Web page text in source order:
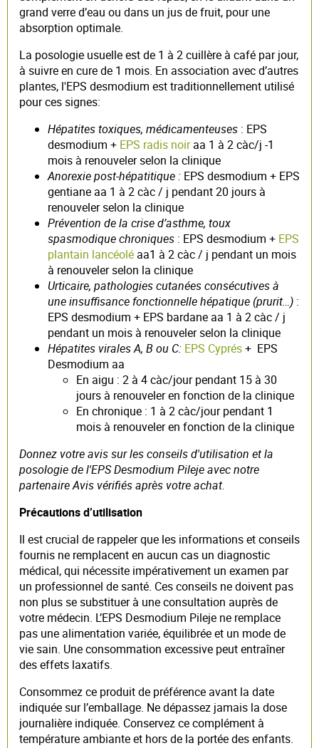
grand verre d’eau ou dans un jus de fruit, pour une
absorption optimale.
La posologie usuelle est de 1 à 2 cuillère à café par jour,
à suivre en cure de 1 mois. En association avec d’autres
plantes, l'EPS desmodium est traditionnellement utilisé
pour ces signes:
Hépatites toxiques, médicamenteuses : EPS
desmodium + EPS radis noiraa 1 à 2 càc/j -1
mois à renouveler selon la clinique
Anorexie post-hépatitique : EPS desmodium + EPS
gentiane aa 1 à 2 càc / j pendant 20 jours à
renouveler selon la clinique
Prévention de la crise d’asthme, toux
spasmodique chroniques : EPS desmodium + EPS
plantain lancéolé aa1 à 2 càc / j pendant un mois
à renouveler selon la clinique
Urticaire, pathologies cutanées consécutives à
une insuffisance fonctionnelle hépatique (prurit…) :
EPS desmodium + EPS bardane aa 1 à 2 càc / j
pendant un mois à renouveler selon la clinique
Hépatites virales A, B ou C: EPS Cyprés+ EPS
Desmodium aa
En aigu : 2 à 4 càc/jour pendant 15 à 30
jours à renouveler en fonction de la clinique
En chronique : 1 à 2 càc/jour pendant 1
mois à renouveler en fonction de la clinique
Donnez votre avis sur les conseils d'utilisation et la
posologie de l'EPS Desmodium Pileje avec notre
partenaire Avis vérifiés après votre achat.
Précautions d’utilisation
Il est crucial de rappeler que les informations et conseils
fournis ne remplacent en aucun cas un diagnostic
médical, qui nécessite impérativement un examen par
un professionnel de santé. Ces conseils ne doivent pas
non plus se substituer à une consultation auprès de
votre médecin. L’EPS Desmodium Pileje ne remplace
pas une alimentation variée, équilibrée et un mode de
vie sain. Une consommation excessive peut entraîner
des effets laxatifs.
Consommez ce produit de préférence avant la date
indiquée sur l’emballage. Ne dépassez jamais la dose
journalière indiquée. Conservez ce complément à
température ambiante et hors de la portée des enfants.